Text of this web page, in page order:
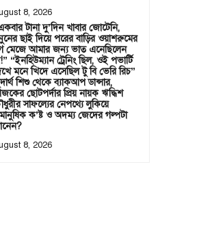
8, 2026
টানা দু’দিন খাবার জোটেনি,
ছাই দিয়ে পরের বাড়ির ওয়াশরুমের
মেজে আমার জন্য ভাত এনেছিলেন
“ইনহিউম্যান ট্রেনিং ছিল, ওই পভার্টি
মনে খিদে এসেছিল টু বি ভেরি রিচ”
শিশু থেকে ব্যাকআপ ডান্সার,
ছোটপর্দার প্রিয় নায়ক ঋদ্ধিশ
সাফল্যের নেপথ্যে লুকিয়ে
ক’ষ্ট ও অদম্য জেদের গল্পটা
8, 2026